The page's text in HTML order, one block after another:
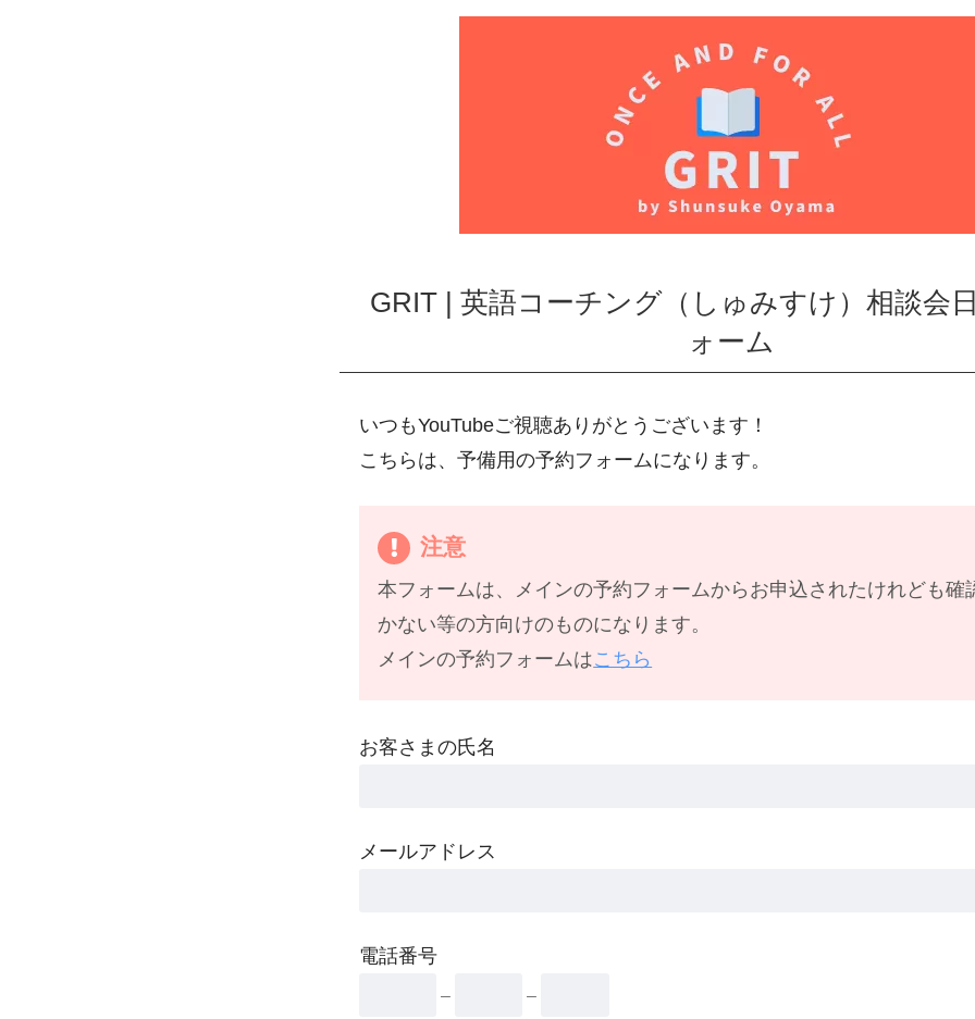
GRIT | 英語コーチング（しゅみすけ）相談会
ォーム
いつもYouTubeご視聴ありがとうございます！
こちらは、予備用の予約フォームになります。
注意
本フォームは、メインの予約フォームからお申込されたけれども確
かない等の方向けのものになります。
メインの予約フォームはこちら
お客さまの氏名
メールアドレス
電話番号
– –